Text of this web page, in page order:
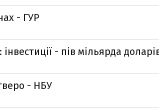
- ГУР
- пів мільярда
- НБУ